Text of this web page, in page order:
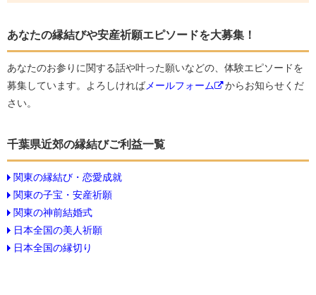
あなたの縁結びや安産祈願エピソードを大募集！
あなたのお参りに関する話や叶った願いなどの、体験エピソードを
募集しています。よろしければメールフォーム
からお知らせくだ
さい。
千葉県近郊の縁結びご利益一覧
関東の縁結び・恋愛成就
関東の子宝・安産祈願
関東の神前結婚式
日本全国の美人祈願
日本全国の縁切り